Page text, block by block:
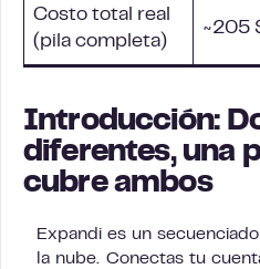
Costo total real
(pila completa)
~205
Introducción:
diferentes, una
cubre ambos
Expandi es un
la nube. Conectas tu